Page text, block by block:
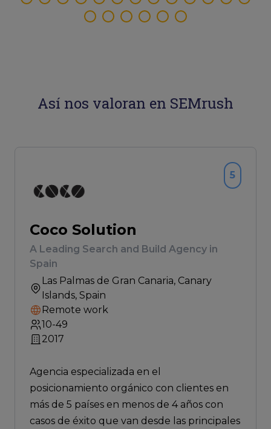
Así nos valoran en SEMrush
Coco Solution
A Leading Search and Build Agency in
Spain
Las Palmas de Gran Canaria, Canary
Islands, Spain
Remote work
10-49
2017
5
Agencia especializada en el
posicionamiento orgánico con clientes en
más de 5 países en menos de 4 años con
casos de éxito que van desde las principales